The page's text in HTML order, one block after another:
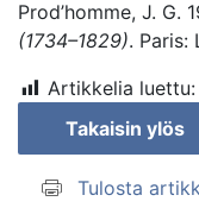
Prod’homme, J. G.
(1734–1829). Paris:
Artikkelia luettu:
Takaisin ylös
Tulosta